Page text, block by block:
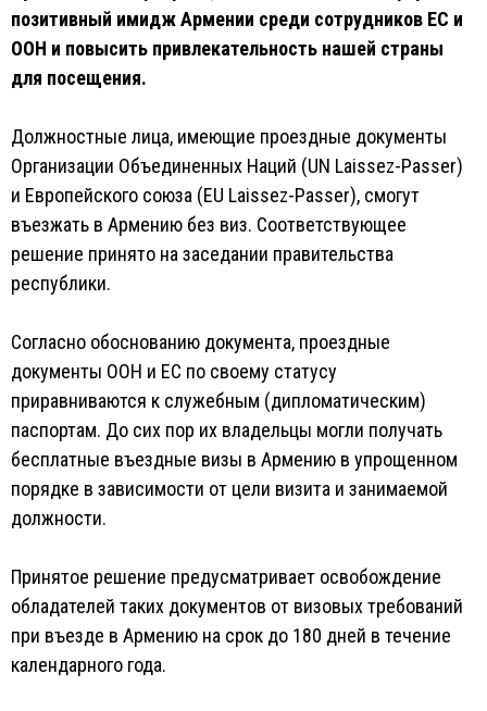
позитивный имидж Армении среди сотрудников ЕС и
ООН и повысить привлекательность нашей страны
для посещения.
Должностные лица, имеющие проездные документы
Организации Объединенных Наций (UN Laissez-Passer)
и Европейского союза (EU Laissez-Passer), смогут
въезжать в Армению без виз. Соответствующее
решение принято на заседании правительства
республики.
Согласно обоснованию документа, проездные
документы ООН и ЕС по своему статусу
приравниваются к служебным (дипломатическим)
паспортам. До сих пор их владельцы могли получать
бесплатные въездные визы в Армению в упрощенном
порядке в зависимости от цели визита и занимаемой
должности.
Принятое решение предусматривает освобождение
обладателей таких документов от визовых требований
при въезде в Армению на срок до 180 дней в течение
календарного года.